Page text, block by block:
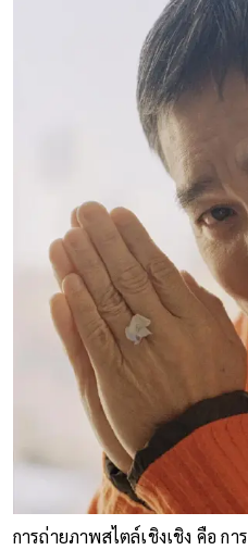
การถ่ายภาพสไตล์เชิงเชิง คือ ก